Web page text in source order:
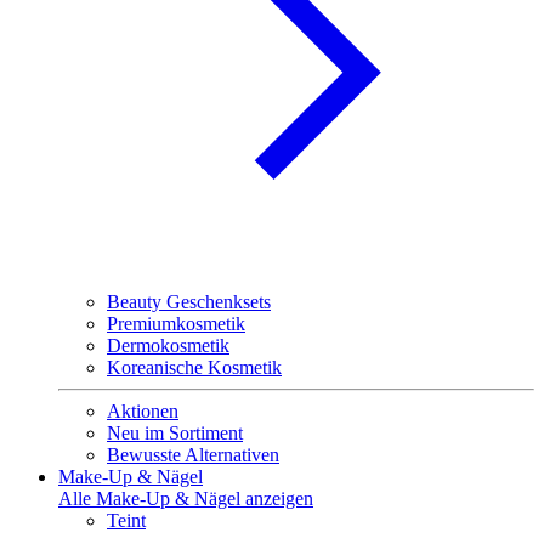
Beauty Geschenksets
Premiumkosmetik
Dermokosmetik
Koreanische Kosmetik
Aktionen
Neu im Sortiment
Bewusste Alternativen
Make-Up & Nägel
Alle Make-Up & Nägel anzeigen
Teint